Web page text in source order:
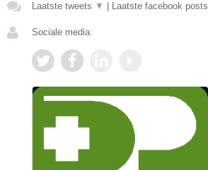
Laatste tweets ▼ Laatste facebook posts
Sociale media: